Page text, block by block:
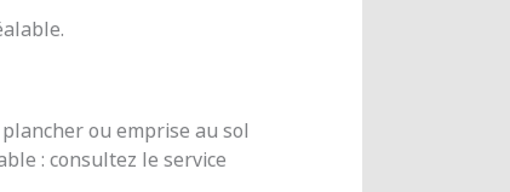
ou emprise au sol
: consultez le service